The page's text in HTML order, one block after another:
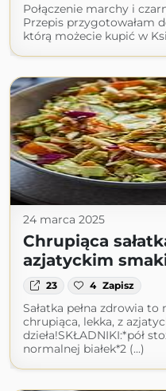
Połączenie marchy i
Przepis przygotowałam
którą możecie kupić w
24 marca 2025
Chrupiąca
azjatyckim
23 4 Zapisz
Sałatka pełna zdrowia
chrupiąca, lekka, z
dzieła!SKŁADNIKI:*pół
normalnej białek*2 (...)